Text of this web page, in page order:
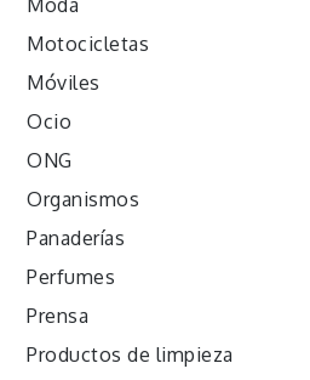
Moda
Motocicletas
Móviles
Ocio
ONG
Organismos
Panaderías
Perfumes
Prensa
Productos de limpieza